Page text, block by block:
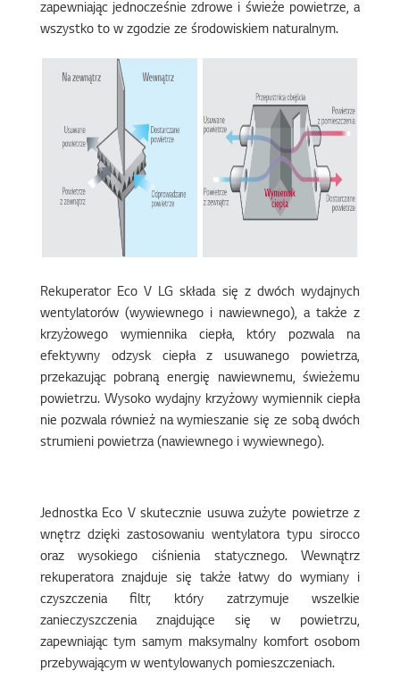
zapewniając jednocześnie zdrowe i świeże powietrze, a
wszystko to w zgodzie ze środowiskiem naturalnym.
Rekuperator Eco V LG składa się z dwóch wydajnych
wentylatorów (wywiewnego i nawiewnego), a także z
krzyżowego wymiennika ciepła, który pozwala na
efektywny odzysk ciepła z usuwanego powietrza,
przekazując pobraną energię nawiewnemu, świeżemu
powietrzu. Wysoko wydajny krzyżowy wymiennik ciepła
nie pozwala również na wymieszanie się ze sobą dwóch
strumieni powietrza (nawiewnego i wywiewnego).
Jednostka Eco V skutecznie usuwa zużyte powietrze z
wnętrz dzięki zastosowaniu wentylatora typu sirocco
oraz wysokiego ciśnienia statycznego. Wewnątrz
rekuperatora znajduje się także łatwy do wymiany i
czyszczenia filtr, który zatrzymuje wszelkie
zanieczyszczenia znajdujące się w powietrzu,
zapewniając tym samym maksymalny komfort osobom
przebywającym w wentylowanych pomieszczeniach.